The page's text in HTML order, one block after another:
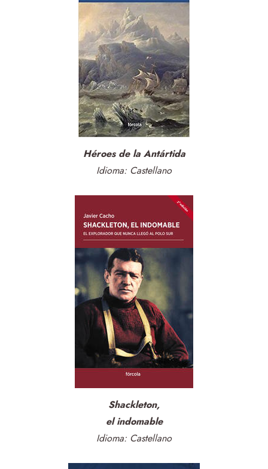
Héroes de la Antártida
Idioma: Castellano
Shackleton,
​el indomable
Idioma: Castellano